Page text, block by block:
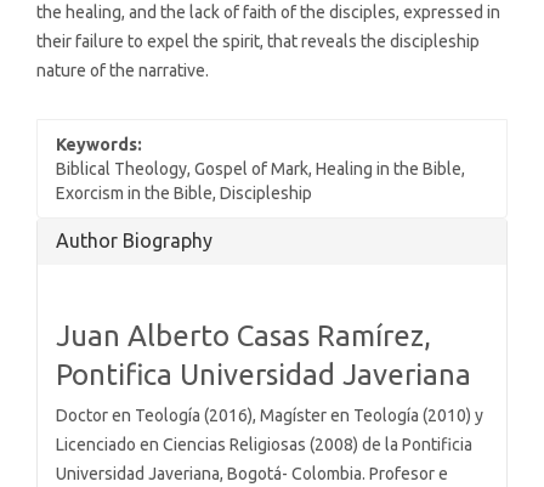
the healing, and the lack of faith of the disciples, expressed in
their failure to expel the spirit, that reveals the discipleship
nature of the narrative.
Keywords:
Biblical Theology, Gospel of Mark, Healing in the Bible,
Exorcism in the Bible, Discipleship
Article
Author Biography
Juan Alberto Casas Ramírez,
Pontifica Universidad Javeriana
Doctor en Teología (2016), Magíster en Teología (2010) y
Licenciado en Ciencias Religiosas (2008) de la Pontificia
Universidad Javeriana, Bogotá- Colombia. Profesor e